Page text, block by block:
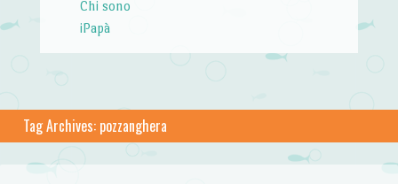
Chi sono
iPapà
Tag Archives: pozzanghera